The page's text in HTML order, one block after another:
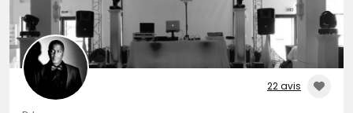
22 avis